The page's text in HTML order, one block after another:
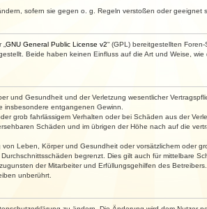
sofern sie gegen o. g. Regeln verstoßen oder geeignet
GNU General Public License v2“ (GPL) bereitgestellten
Beide haben keinen Einfluss auf die Art und Weise,
und Gesundheit und der Verletzung wesentlicher
insbesondere entgangenen Gewinn.
grob fahrlässigem Verhalten oder bei Schäden aus der
Schäden und im übrigen der Höhe nach auf die
Leben, Körper und Gesundheit oder vorsätzlichem oder
begrenzt. Dies gilt auch für mittelbare
der Mitarbeiter und Erfüllungsgehilfen des Betreibers.
unberührt.